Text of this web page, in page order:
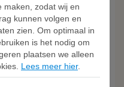
maken, zodat wij en
kunnen volgen en
zien. Om optimaal in
is het nodig om
plaatsen we alleen
Lees meer hier.